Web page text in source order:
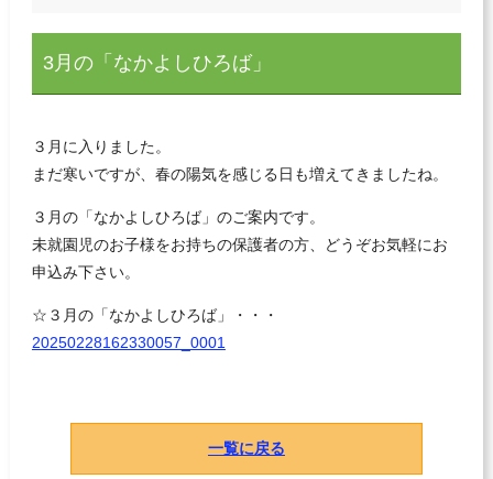
3月の「なかよしひろば」
３月に入りました。
まだ寒いですが、春の陽気を感じる日も増えてきましたね。
３月の「なかよしひろば」のご案内です。
未就園児のお子様をお持ちの保護者の方、どうぞお気軽にお
申込み下さい。
☆３月の「なかよしひろば」・・・
20250228162330057_0001
一覧に戻る